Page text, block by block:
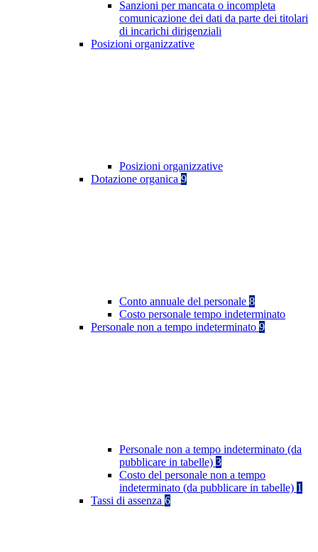
Sanzioni per mancata o incompleta
comunicazione dei dati da parte dei titolari
di incarichi dirigenziali
Posizioni organizzative
Posizioni organizzative
Dotazione organica 9
Conto annuale del personale 8
Costo personale tempo indeterminato
Personale non a tempo indeterminato 9
Personale non a tempo indeterminato (da
pubblicare in tabelle) 3
Costo del personale non a tempo
indeterminato (da pubblicare in tabelle) 1
Tassi di assenza 6